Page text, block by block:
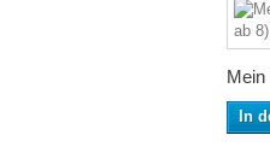
Mein
In